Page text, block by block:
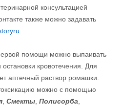
консультацией
также можно задавать
помощи можно выпаивать
кровотечения. Для
аптечный раствор ромашки.
можно с помощью
, Смекты, Полисорба